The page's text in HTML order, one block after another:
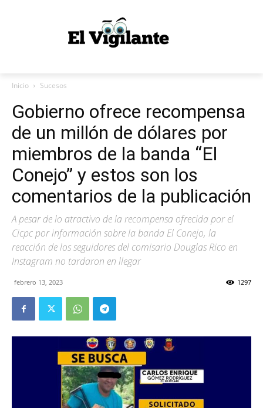
Inicio Sucesos
Gobierno ofrece recompensa
de un millón de dólares por
miembros de la banda “El
Conejo” y estos son los
comentarios de la publicación
A pesar de lo atractivo de la recompensa ofrecida por el
Cicpc por información sobre la banda El Conejo, la
reacción de los seguidores del comisario Douglas Rico en
Instagram no tardaron en llegar
febrero 13, 2023 1297